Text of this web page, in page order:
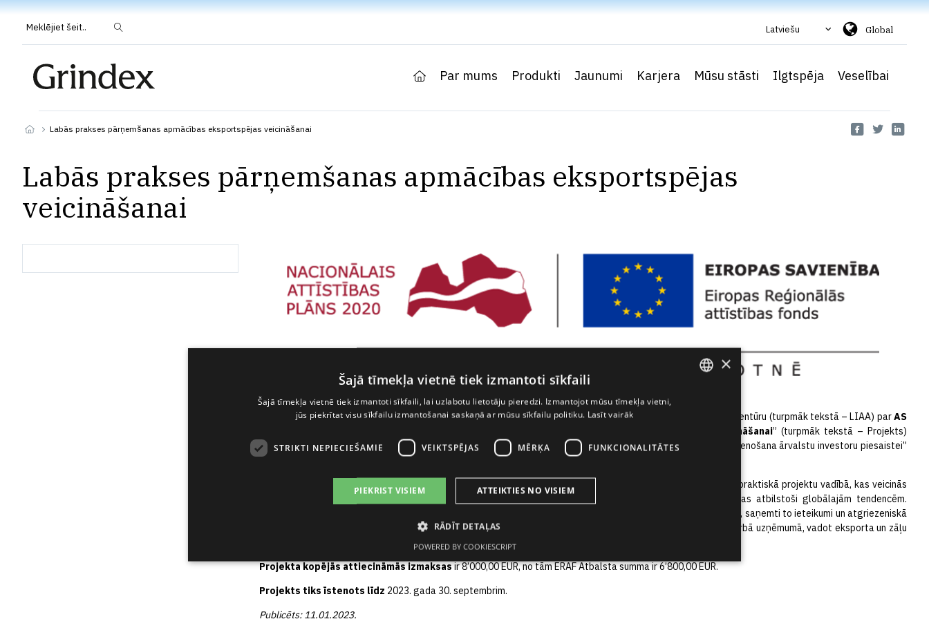
Meklējiet šeit.. Latviešu Global
Par mums Produkti Jaunumi Karjera Mūsu stāsti Ilgtspēja Veselībai
Labās prakses pārņemšanas apmācības eksportspējas veicināšanai
Labās prakses pārņemšanas apmācības eksportspējas
veicināšanai
2023. gada 11. janvārī AS “Grindeks” parakstīja līgumu Nr. 5.3-8-L-2023/3 ar Latvijas Investīciju un attīstības aģentūru (turpmāk tekstā – LIAA) parAS
AS “Grindeks” Labās prakses pārņemšanas apmācības eksportspējas veicināšanai” (turpmāk tekstā – Projekts)
īstenošanu LIAA īstenotā Eiropas Reģionālās attīstības fonda (turpmāk tekstā – ERAF) projekta „Apmācību īstenošana ārvalstu investoru piesaistei”
(projekta identifikācijas numurs 1.2.2.3/16/I/003) ietvaros.
Projekta mērķis: paaugstināt nodarbināto – vadītāju un speciālistu – kvalifikāciju un prasmes praktiskā projektu vadībā, kas veicinās
uzņēmuma produktivitāti, darba efektivitāti un eksportspēju, kā arī komersanta transformāciju un inovācijas atbilstoši globālajām tendencēm.
Apmācību ietvaros tiks apgūta labā prakse projektu vadībā pie nozares profesionāļiem ar vairāku gadu pieredzi, saņemti to ieteikumi un atgriezeniskā
saite. Tiks praktiski apgūtas darba metodes, pieejas, izmantojamie rīki, kuri pēc tam tiks pielietoti praktiskā darbā uzņēmumā, vadot eksporta un zāļu
Projektakopējās attiecināmās izmaksasir 8’000,00 EUR, no tām ERAF Atbalsta summa ir 6’800,00 EUR.
Projekts tiks īstenots līdz 2023. gada 30. septembrim.
Publicēts: 11.01.2023.
×
Šajā tīmekļa vietnē tiek izmantoti sīkfaili
Šajā tīmekļa vietnē tiek izmantoti sīkfaili, lai uzlabotu lietotāju pieredzi. Izmantojot mūsu tīmekļa vietni,
jūs piekrītat visu sīkfailu izmantošanai saskaņā ar mūsu sīkfailu politiku. Lasīt vairāk
STRIKTI NEPIECIEŠAMIE VEIKTSPĒJAS MĒRĶA FUNKCIONALITĀTES
PIEKRIST VISIEM ATTEIKTIES NO VISIEM
RĀDĪT DETAĻAS
POWERED BY COOKIESCRIPT